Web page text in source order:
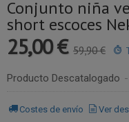
Conjunto niña
short escoces
25,00 € 59,90 €
Producto Descatalogado -
Costes de envío Ver